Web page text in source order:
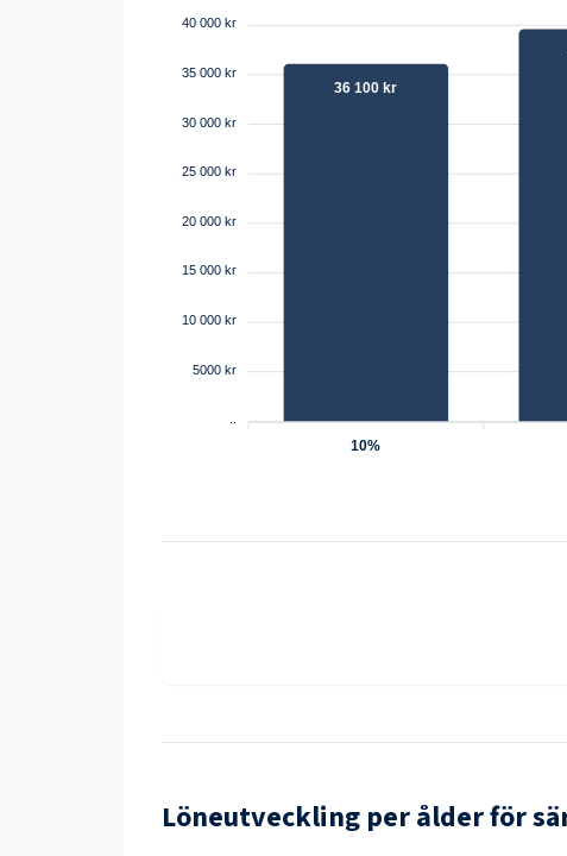
40 000 kr
35 000 kr
30 000 kr
25 000 kr
20 000 kr
15 000 kr
10 000 kr
5000 kr
36 100 kr
10%
Löneutveckling per ålder för